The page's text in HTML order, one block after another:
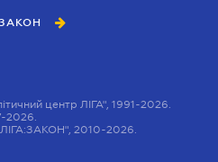
центр ЛІГА", 1991-2026.
2026.
2010-2026.